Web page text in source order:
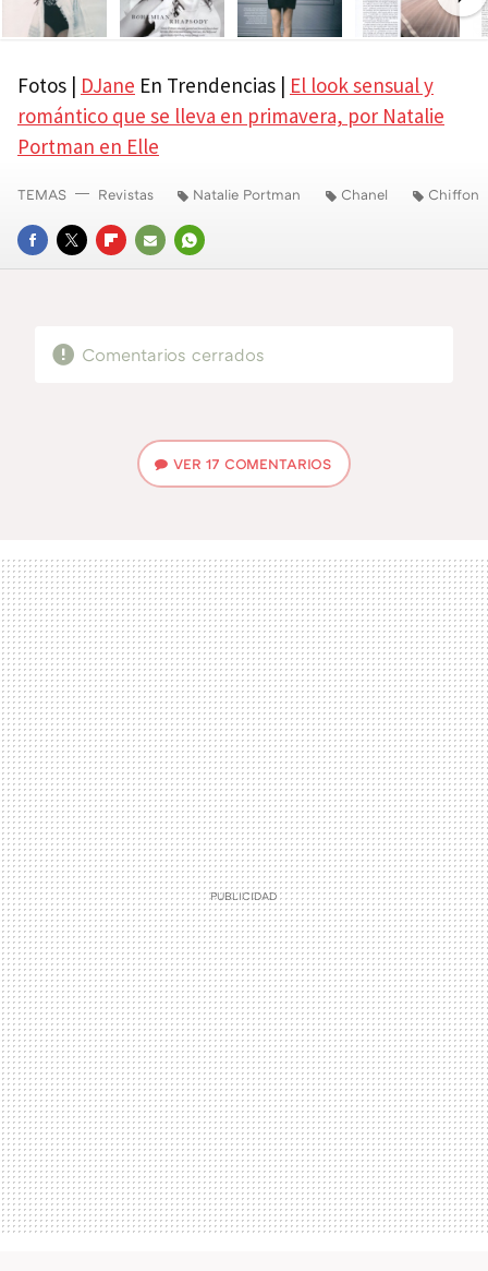
Fotos | DJane En Trendencias | El look sensual y
romántico que se lleva en primavera, por Natalie
Portman en Elle
FACEBOOK
TWITTERFLIPBOARD
E-
WHATSAPP
TEMAS Revistas Natalie Portman Chanel Chiffon
Comentarios cerrados
VER17 COMENTARIOS